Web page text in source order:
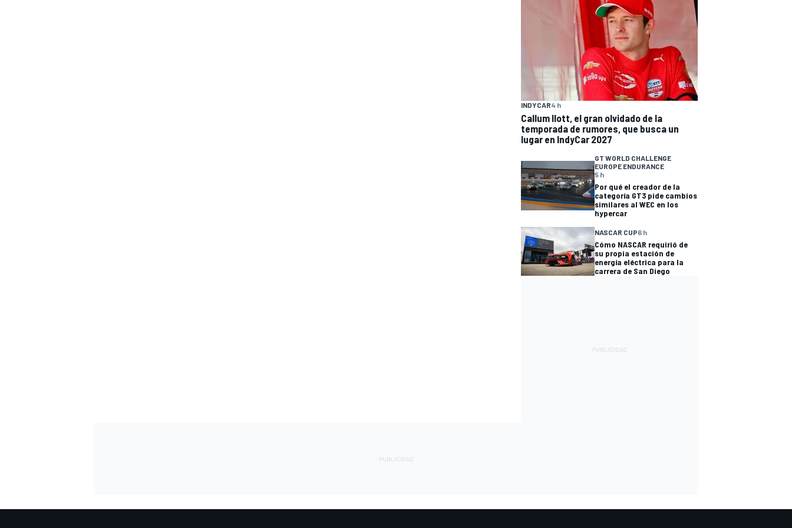
INDYCAR4 h
Callum Ilott, el gran olvidado de la
temporada de rumores, que busca un
lugar en IndyCar 2027
GT WORLD CHALLENGE
EUROPE ENDURANCE
5 h
Por qué el creador de la
categoría GT3 pide cambios
similares al WEC en los
hypercar
NASCAR CUP6 h
Cómo NASCAR requirió de
su propia estación de
energía eléctrica para la
carrera de San Diego